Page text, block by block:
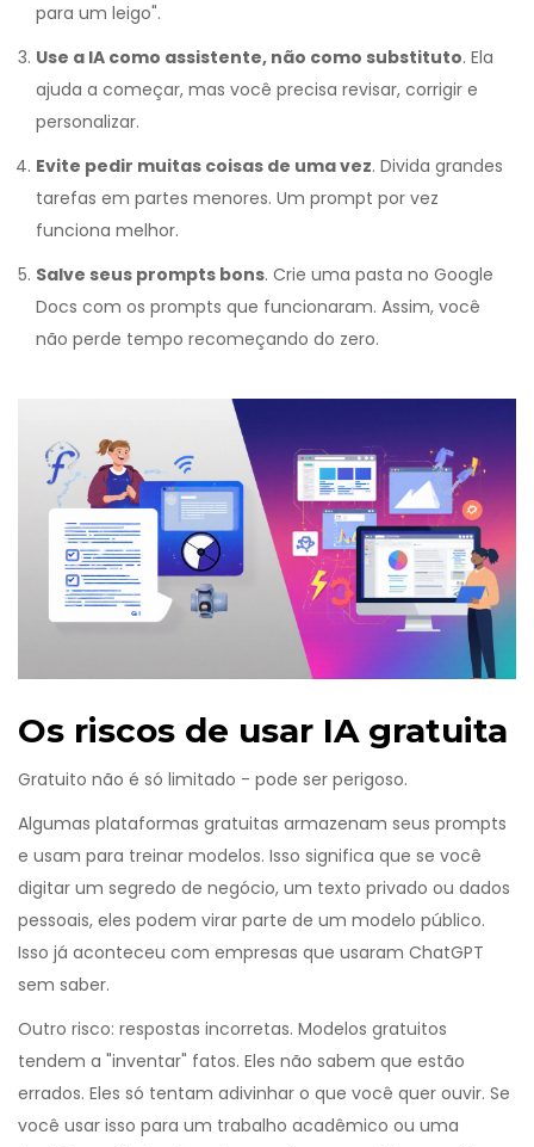
para um leigo".
Use a IA como assistente, não como substituto. Ela
ajuda a começar, mas você precisa revisar, corrigir e
personalizar.
Evite pedir muitas coisas de uma vez. Divida grandes
tarefas em partes menores. Um prompt por vez
funciona melhor.
Salve seus prompts bons. Crie uma pasta no Google
Docs com os prompts que funcionaram. Assim, você
não perde tempo recomeçando do zero.
Os riscos de usar IA gratuita
Gratuito não é só limitado - pode ser perigoso.
Algumas plataformas gratuitas armazenam seus prompts
e usam para treinar modelos. Isso significa que se você
digitar um segredo de negócio, um texto privado ou dados
pessoais, eles podem virar parte de um modelo público.
Isso já aconteceu com empresas que usaram ChatGPT
sem saber.
Outro risco: respostas incorretas. Modelos gratuitos
tendem a "inventar" fatos. Eles não sabem que estão
errados. Eles só tentam adivinhar o que você quer ouvir. Se
você usar isso para um trabalho acadêmico ou uma